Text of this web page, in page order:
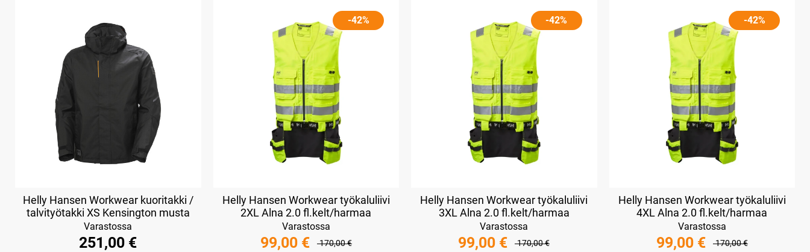
Helly Hansen Workwear kuoritakki /
talvityötakki XS Kensington musta
Varastossa
251,00 €
-42%
Helly Hansen Workwear työkaluliivi
2XL Alna 2.0 fl.kelt/harmaa
Varastossa
99,00 € 170,00 €
-42%
Helly Hansen Workwear työkaluliivi
3XL Alna 2.0 fl.kelt/harmaa
Varastossa
99,00 € 170,00 €
-42%
Helly Hansen Workwear työkaluliivi
4XL Alna 2.0 fl.kelt/harmaa
Varastossa
99,00 € 170,00 €